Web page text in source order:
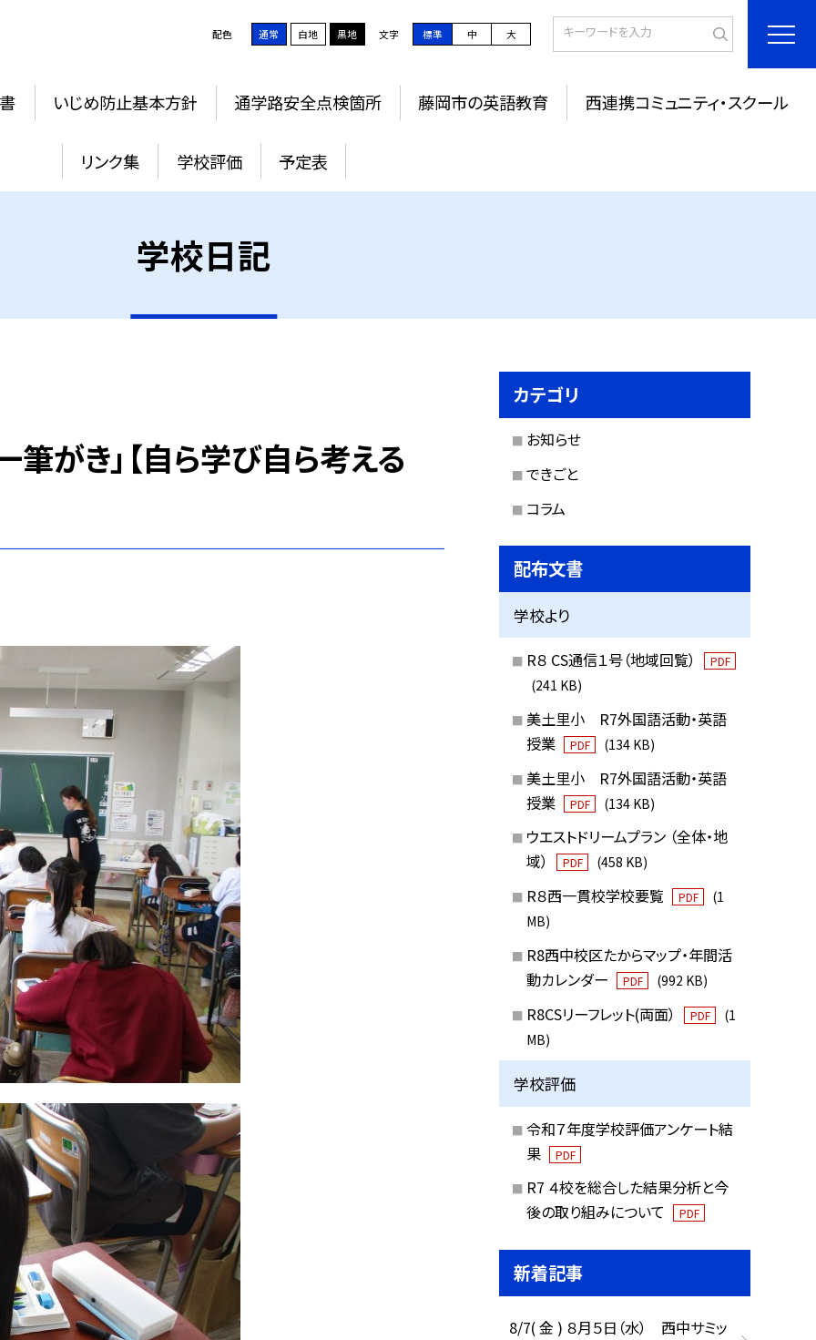
配色 通常 白地 黒地 文字 標準 中 大
いじめ防止基本方針 通学路安全点検箇所 藤岡市の英語教育 西連携コミュニティ・スクール
リンク集 学校評価 予定表
学校日記
筆がき」【自ら学び自ら考える
カテゴリ
お知らせ
できごと
コラム
配布文書
学校より
R８ CS通信１号（地域回覧） PDF
(241 KB)
美土里小 R7外国語活動・英語
授業
PDF (134 KB)
美土里小 R7外国語活動・英語
授業
PDF (134 KB)
ウエストドリームプラン （全体・地
域）
PDF (458 KB)
R８西一貫校学校要覧 PDF
(1
MB)
R8西中校区たからマップ・年間活
動カレンダー
PDF (992 KB)
R8CSリーフレット(両面） PDF
(1
MB)
学校評価
令和７年度学校評価アンケート結
果
PDF
R7 ４校を総合した結果分析と今
後の取り組みについて
PDF
新着記事
8/7( 金 ) ８月５日（水） 西中サミッ